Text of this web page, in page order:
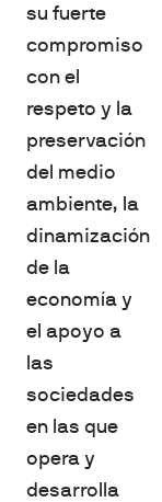
su fuerte
compromiso
con el
respeto y la
preservación
del medio
ambiente, la
dinamización
de la
economía y
el apoyo a
las
sociedades
en las que
opera y
desarrolla